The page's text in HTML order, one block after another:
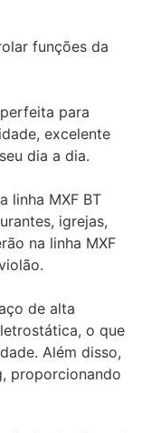
funções da
para
excelente
dia a dia.
linha MXF BT
igrejas,
na linha MXF
de alta
o que
Além disso,
proporcionando